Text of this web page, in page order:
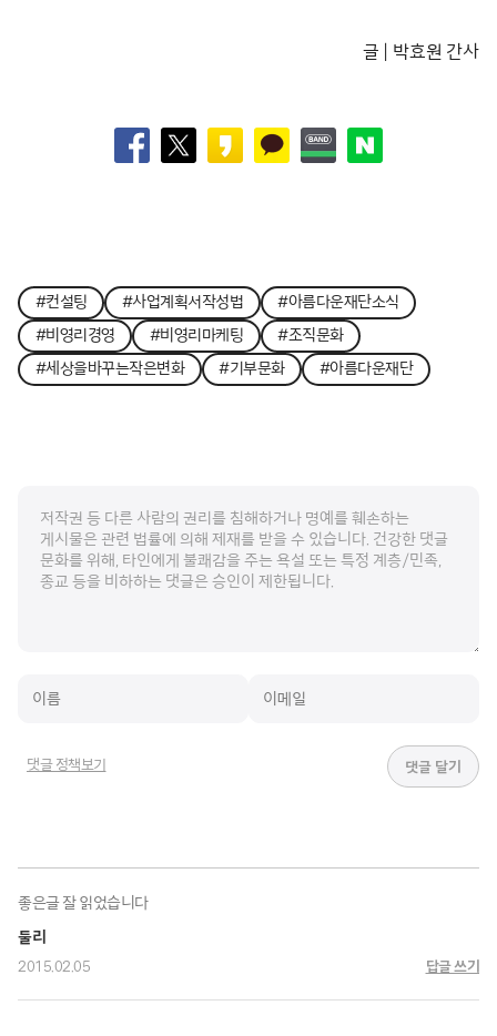
글 | 박효원 간사
#컨설팅 #사업계획서작성법
#아름다운재단소식
#비영리경영
#비영리마케팅
#조직문화
#세상을바꾸는작은변화
#기부문화 #아름다운재단
좋은글 잘 읽었습니다
둘리
2015.02.05 답글 쓰기
댓글 정책보기